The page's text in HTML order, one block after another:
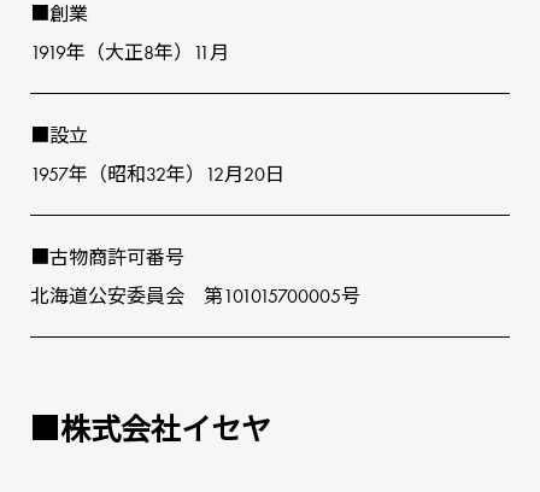
■創業
1919年（⼤正8年）11⽉
■設⽴
1957年（昭和32年）12⽉20⽇
■古物商許可番号
北海道公安委員会 第101015700005号
■株式会社イセヤ